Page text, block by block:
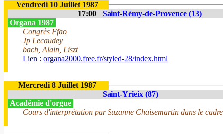
Vendredi 10 Juillet 1987
17:00
Saint-Rémy-de-Provence (13)
Organa 1987
Congrès Ffao
Jp Lecaudey
bach, Alain, Liszt
Lien : organa2000.free.fr/styled-28/index.html
Mercredi 8 Juillet 1987
Saint-Yrieix (87)
Académie d'orgue
Cours d'interprétation par Suzanne Chaisemartin dans le